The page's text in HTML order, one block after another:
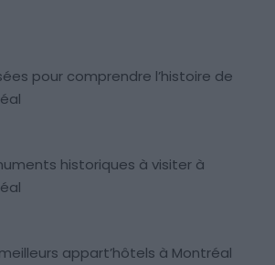
pour comprendre l’histoire de
historiques à visiter à
appart’hôtels à Montréal